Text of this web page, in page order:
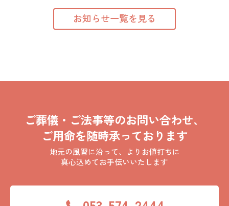
お知らせ一覧を見る
ご葬儀・ご法事等のお問い合わせ、
ご用命を随時承っております
地元の風習に沿って、よりお値打ちに
真心込めてお手伝いいたします